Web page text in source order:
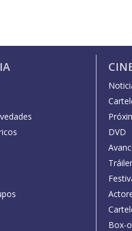
DVD
Box-